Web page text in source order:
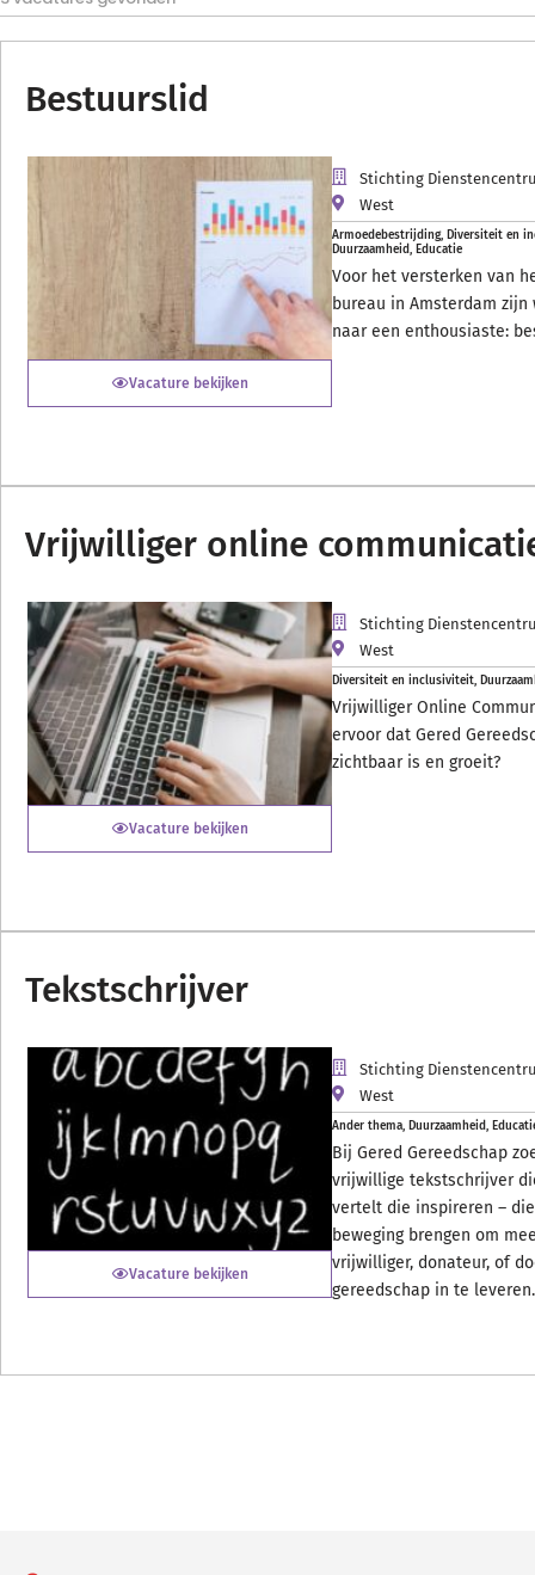
Bestuurslid
Vacature bekijken
Stichting
West
Armoedebestrijding, Diversiteit en
Duurzaamheid, Educatie
Voor het versterken van
bureau in Amsterdam zijn
naar een enthousiaste:
Vrijwilliger online
Vacature bekijken
Stichting
West
Diversiteit en inclusiviteit,
Vrijwilliger Online
ervoor dat Gered
zichtbaar is en groeit?
Tekstschrijver
Vacature bekijken
Stichting
West
Ander thema, Duurzaamheid,
Bij Gered Gereedschap
vrijwillige tekstschrijver
vertelt die inspireren –
beweging brengen om
vrijwilliger, donateur, of
gereedschap in te leveren.